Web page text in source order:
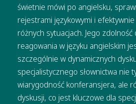
świetnie mówi po angielsku,
rejestrami językowymi i
różnych sytuacjach. Jego
reagowania w języku angielskim
szczególnie w dynamicznych
specjalistycznego słownictwa nie
wiarygodność konferansjera, ale
dyskusji, co jest kluczowe dla